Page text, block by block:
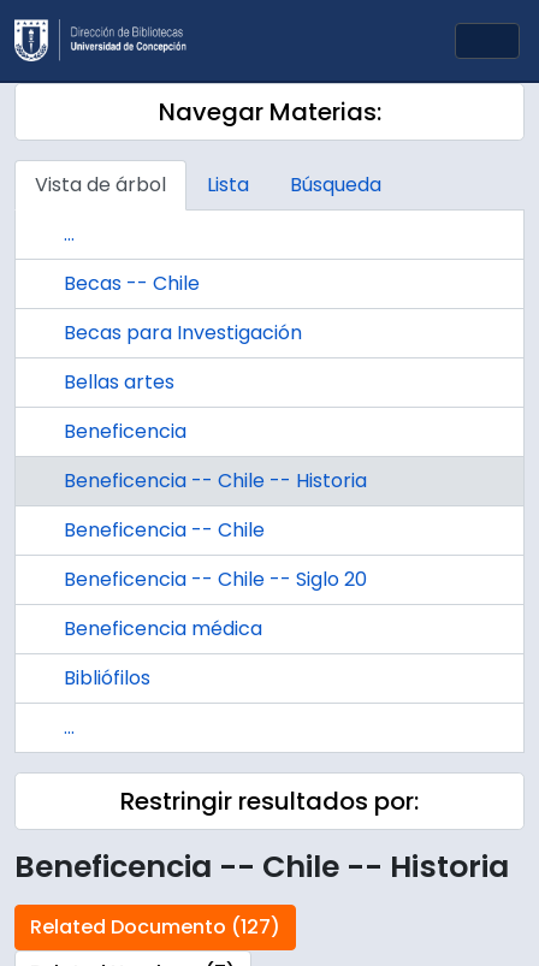
Skip to main content
Navegar Materias:
Vista de árbol Lista
Búsqueda
...
Becas -- Chile
Becas para Investigación
Bellas artes
Beneficencia
Beneficencia -- Chile -- Historia
Beneficencia -- Chile
Beneficencia -- Chile -- Siglo 20
Beneficencia médica
Bibliófilos
...
Restringir resultados por:
Beneficencia -- Chile -- Historia
Related Documento (127)